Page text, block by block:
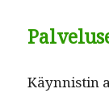
Käyn­nistin